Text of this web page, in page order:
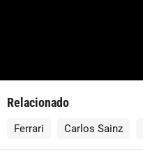
Relacionado
Ferrari Carlos Sainz